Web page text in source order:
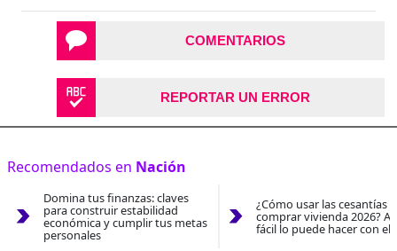
COMENTARIOS
REPORTAR UN ERROR
Recomendados en Nación
Domina tus finanzas: claves
para construir estabilidad
económica y cumplir tus metas
personales
¿Cómo usar las cesantías
comprar vivienda 2026?
fácil lo puede hacer con el